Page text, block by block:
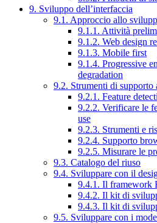
9. Sviluppo dell’interfaccia
9.1. Approccio allo
9.1.1. Attività
9.1.2. Web design
9.1.3. Mobile first
9.1.4. Progressive
degradation
9.2. Strumenti di
9.2.1. Feature
9.2.2. Verificare le
use
9.2.3. Strumenti e
9.2.4. Supporto
9.2.5. Misurare le
9.3. Catalogo del riuso
9.4. Sviluppare con il
9.4.1. Il framework
9.4.2. Il kit di
9.4.3. Il kit di
9.5. Sviluppare con i